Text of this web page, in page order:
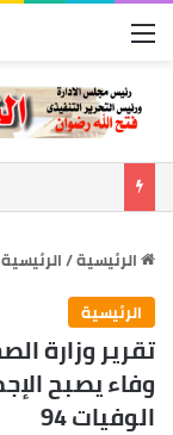
القائمة
الرئيسية/الرئيسية
الرئيسية
الوفيات 94